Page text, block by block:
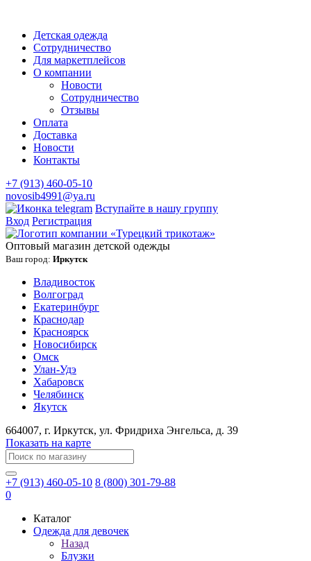
Детская одежда
Сотрудничество
Для маркетплейсов
О компании
Новости
Сотрудничество
Отзывы
Оплата
Доставка
Новости
Контакты
+7 (913) 460-05-10
novosib4991@ya.ru
Вступайте в нашу группу
Вход Регистрация
Оптовый магазин детской одежды
Ваш город: Иркутск
Владивосток
Волгоград
Екатеринбург
Краснодар
Красноярск
Новосибирск
Омск
Улан-Удэ
Хабаровск
Челябинск
Якутск
664007, г. Иркутск, ул. ​Фридриха Энгельса, д. 39
Показать на карте
+7 (913) 460-05-10 8 (800) 301-79-88
0
Каталог
Одежда для девочек
Назад
Блузки